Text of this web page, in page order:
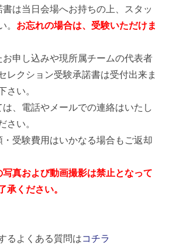
は当日会場へお持ちの上、スタッ
お忘れの場合は、受験いただけま
申し込みや現所属チームの代表者
レクション受験承諾書は受付出来ま
い。
、電話やメールでの連絡はいたし
い。
受験費用はいかなる場合もご返却
真および動画撮影は禁止となって
承ください。
るよくある質問はコチラ